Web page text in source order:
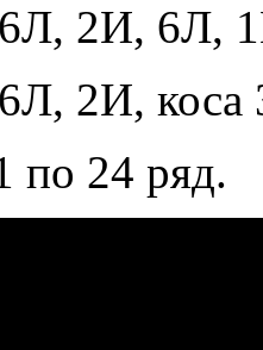
2И, 6Л,
2И,
по 24 ряд.